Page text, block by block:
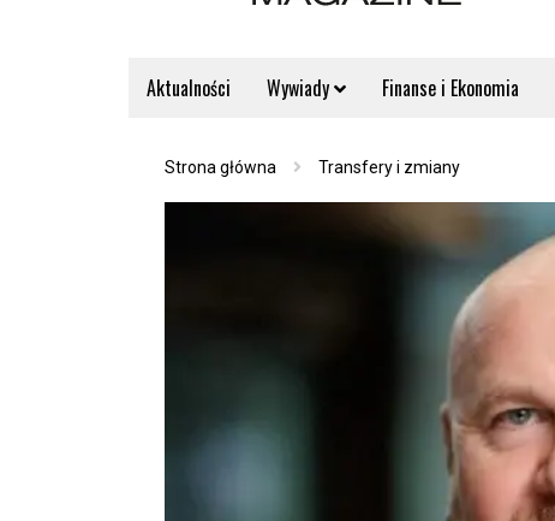
Aktualności Wywiady Finanse i Ekonomia
Strona główna Transfery i zmiany